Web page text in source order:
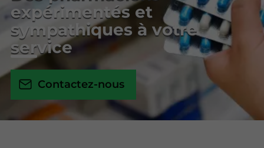
expérimentés et
sympathiques à votre
service
Contactez-nous